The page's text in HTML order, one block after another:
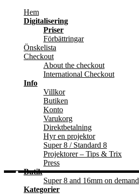
Hem
Digitalisering
Priser
Förbättringar
Önskelista
Checkout
About the checkout
International Checkout
Info
Villkor
Butiken
Konto
Varukorg
Direktbetalning
Hyr en projektor
Super 8 / Standard 8
Projektorer – Tips & Trix
Press
Butik
Super 8 and 16mm on demand
Kategorier